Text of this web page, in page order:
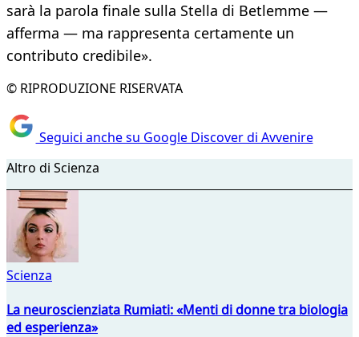
sarà la parola finale sulla Stella di Betlemme —
afferma — ma rappresenta certamente un
contributo credibile».
© RIPRODUZIONE RISERVATA
Seguici anche su Google Discover di Avvenire
Altro di Scienza
Scienza
La neuroscienziata Rumiati: «Menti di donne tra biologia
ed esperienza»